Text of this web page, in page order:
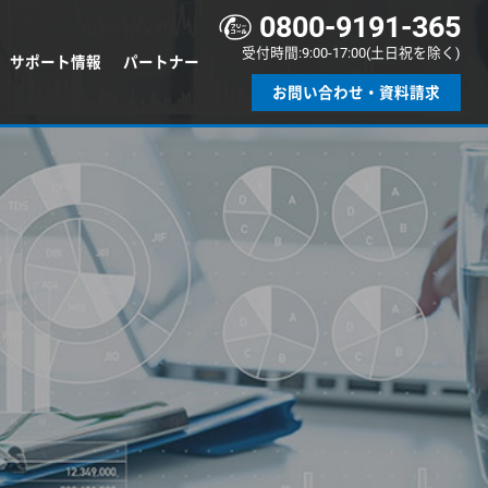
サポート情報 パートナー
0800-9191-365
受付時間:9:00-17:00(土日祝を除く)
お問い合わせ・資料請求